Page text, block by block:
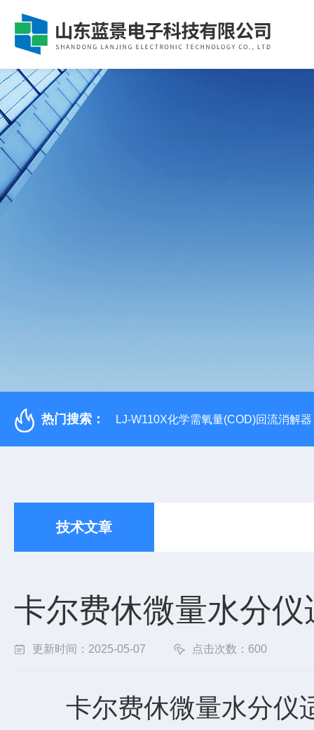
热门搜索： LJ-W110X化学需氧量(COD)回流消解器
技术文章
卡尔费休微量水分
更新时间：2025-05-07 点击次数：600
卡尔费休微量水分仪适